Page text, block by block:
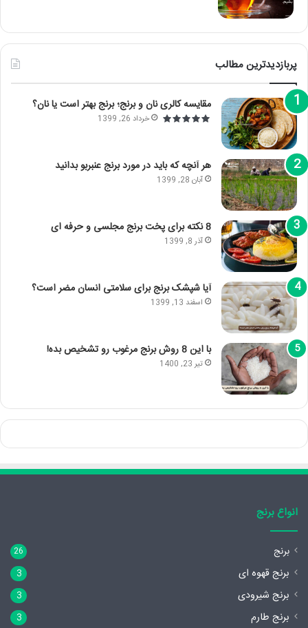
پربازدیدترین مطالب
مقایسه کالری نان و برنج؛ برنج بهتر است یا نان؟
خرداد 26, 1399
هر آنچه که باید در مورد برنج عنبربو بدانید
آبان 28, 1399
8 نکته برای پخت برنج مجلسی و حرفه ای
آذر 8, 1399
آیا شپشک برنج برای سلامتی انسان مضر است؟
اسفند 13, 1399
با این 8 روش برنج مرغوب رو تشخیص بده!
تیر 23, 1400
انواع برنج
برنج 26
برنج قهوه ای 3
برنج شیرودی 3
برنج طارم 3